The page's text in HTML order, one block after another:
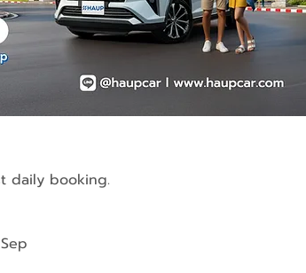
daily booking.